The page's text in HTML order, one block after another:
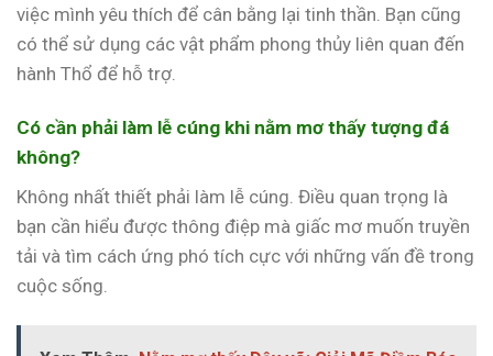
việc mình yêu thích để cân bằng lại tinh thần. Bạn cũng
có thể sử dụng các vật phẩm phong thủy liên quan đến
hành Thổ để hỗ trợ.
Có cần phải làm lễ cúng khi nằm mơ thấy tượng đá
không?
Không nhất thiết phải làm lễ cúng. Điều quan trọng là
bạn cần hiểu được thông điệp mà giấc mơ muốn truyền
tải và tìm cách ứng phó tích cực với những vấn đề trong
cuộc sống.